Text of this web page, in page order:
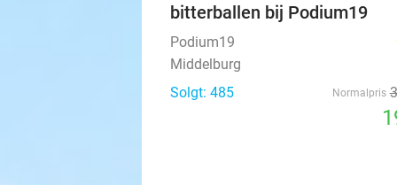
bitterballen bij Podium19
Podium19
Middelburg
Solgt: 485
Normalpris